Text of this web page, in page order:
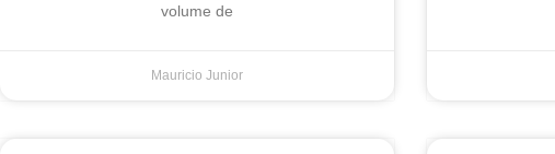
volume de
Mauricio Junior